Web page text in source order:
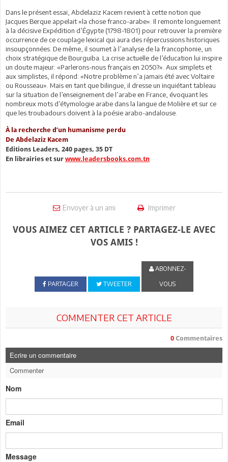
Dans le présent essai, Abdelaziz Kacem revient à cette notion que
Jacques Berque appelait «la chose franco-arabe». Il remonte longuement
à la décisive Expédition d’Égypte (1798-1801) pour retrouver la première
occurrence de ce couplage lexical qui aura des répercussions historiques
insoupçonnées. De même, il soumet à l’analyse de la francophonie, un
choix stratégique de Bourguiba. La crise actuelle de l’éducation lui inspire
un doute majeur: «Parlerons-nous français en 2050?». Aux simplets et
aux simplistes, il répond: «Notre problème n’a jamais été avec Voltaire
ou Rousseau». Mais en tant que bilingue, il dresse un inquiétant tableau
sur la situation de l’enseignement de l’arabe en France, évoquant les
nombreux mots d’étymologie arabe dans la langue de Molière et sur ce
que les troubadours doivent à la poésie arabo-andalouse.
À la recherche d’un humanisme perdu
De Abdelaziz Kacem
Editions Leaders, 240 pages, 35 DT
En librairies et sur www.leadersbooks.com.tn
Envoyer à un ami Imprimer
VOUS AIMEZ CET ARTICLE ? PARTAGEZ-LE AVEC
VOS AMIS !
PARTAGER TWEETER
ABONNEZ-
VOUS
COMMENTER CET ARTICLE
0 Commentaires
Ecrire un commentaire
Commenter
Nom
Email
Message